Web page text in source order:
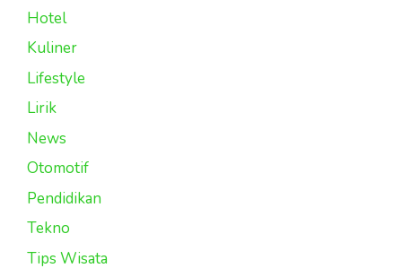
Hotel
Kuliner
Lifestyle
Lirik
News
Otomotif
Pendidikan
Tekno
Tips Wisata